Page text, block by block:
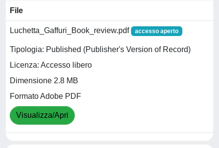
File
Luchetta_Gaffuri_Book_review.pdf accesso aperto
Tipologia: Published (Publisher's Version of Record)
Licenza: Accesso libero
Dimensione 2.8 MB
Formato Adobe PDF
Visualizza/Apri